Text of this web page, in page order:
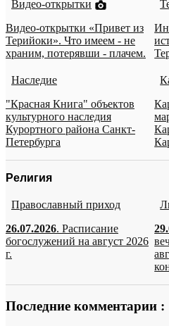
Видео-открытки
Видео-открытки «Привет из
Терийоки». Что имеем - не
храним, потерявши - плачем.
Наследие
"Красная Книга" объектов
культурного наследия
Курортного района Санкт-
Петербурга
Религия
Православный приход
26.07.2026. Расписание
богослужений на август 2026
г.
Последние комментарии :